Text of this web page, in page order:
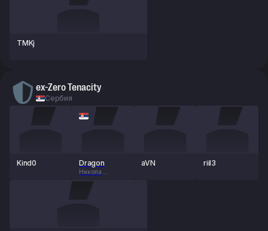
TMKj
ex-Zero Tenacity
Сербия
Kind0 Dragon
Никола
aVN riil3